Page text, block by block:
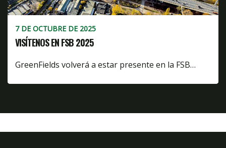
7 DE OCTUBRE DE 2025
VISÍTENOS EN FSB 2025
GreenFields volverá a estar presente en la FSB…